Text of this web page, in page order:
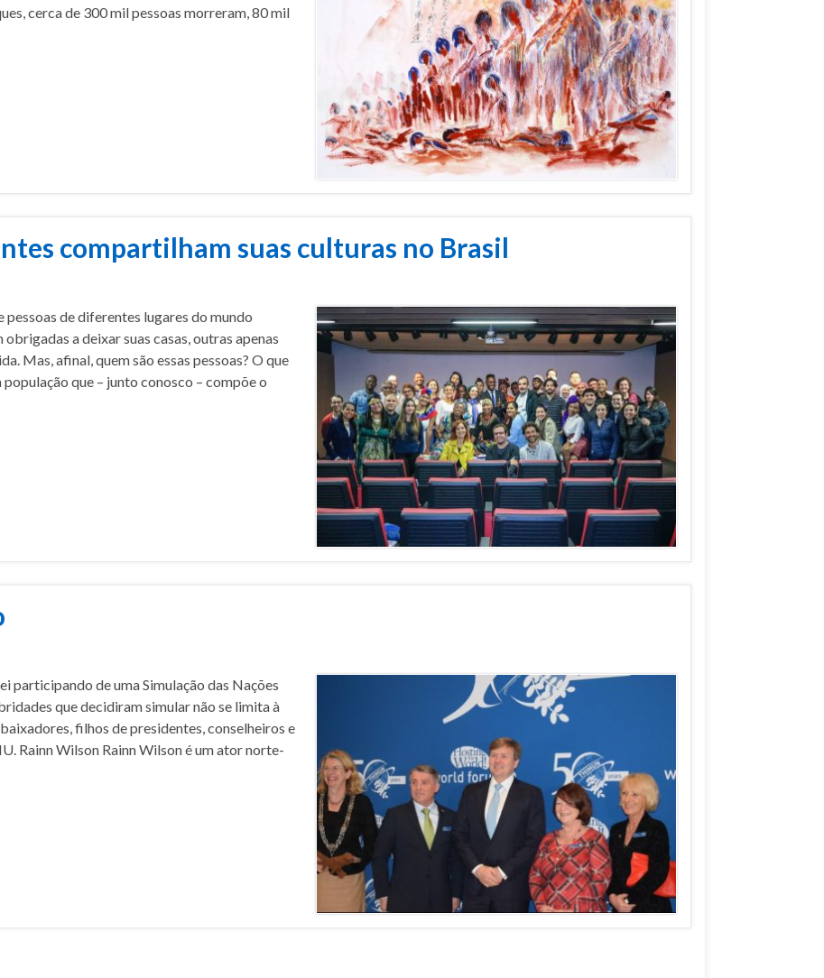
cerca de 300 mil pessoas morreram, 80 mil
compartilham suas culturas no Brasil
de diferentes lugares do mundo
a deixar suas casas, outras apenas
Mas, afinal, quem são essas pessoas? O que
que – junto conosco – compõe o
participando de uma Simulação das Nações
que decidiram simular não se limita à
filhos de presidentes, conselheiros e
Rainn Wilson Rainn Wilson é um ator norte-